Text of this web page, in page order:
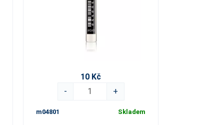
10 Kč
-
+
m04801 Skladem